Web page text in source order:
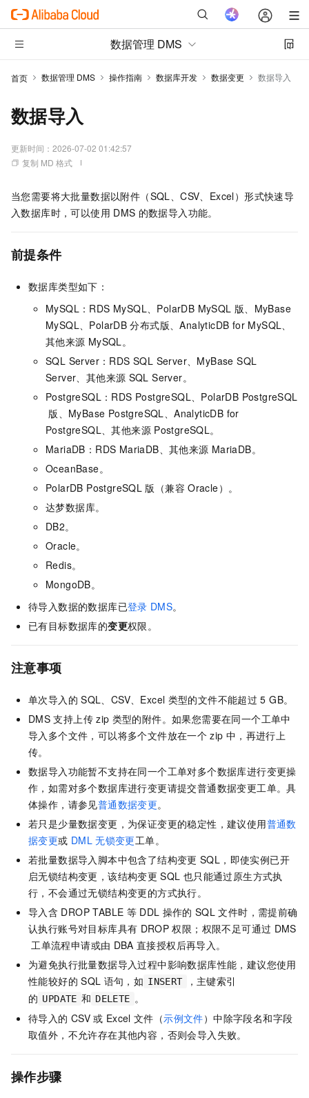
数据管理 DMS
首页 数据管理 DMS 操作指南 数据库开发 数据变更 数据导入
数据导入
更新时间： 2026-07-02 01:42:57
复制 MD 格式
当您需要将大批量数据以附件（SQL、CSV、Excel）形式快速导
入数据库时，可以使用 DMS 的数据导入功能。
前提条件
数据库类型如下：
MySQL： RDS MySQL、 PolarDB MySQL 版、 MyBase
MySQL、 PolarDB 分布式版、AnalyticDB for MySQL、
其他来源 MySQL。
SQL Server： RDS SQL Server、 MyBase SQL
Server、其他来源 SQL Server。
PostgreSQL： RDS PostgreSQL、 PolarDB PostgreSQL
版、 MyBase PostgreSQL、AnalyticDB for
PostgreSQL、其他来源 PostgreSQL。
MariaDB： RDS MariaDB、其他来源 MariaDB。
OceanBase。
PolarDB PostgreSQL 版（兼容 Oracle） 。
达梦数据库。
DB2。
Oracle。
Redis。
MongoDB。
待导入数据的数据库已登录 DMS。
已有目标数据库的变更权限。
注意事项
单次导入的 SQL、CSV、Excel 类型的文件不能超过 5 GB。
DMS 支持上传 zip 类型的附件。如果您需要在同一个工单中
导入多个文件，可以将多个文件放在一个 zip 中，再进行上
传。
数据导入功能暂不支持在同一个工单对多个数据库进行变更操
作，如需对多个数据库进行变更请提交普通数据变更工单。具
体操作，请参见普通数据变更。
若只是少量数据变更，为保证变更的稳定性，建议使用普通数
据变更或 DML 无锁变更工单。
若批量数据导入脚本中包含了结构变更 SQL，即使实例已开
启无锁结构变更，该结构变更 SQL 也只能通过原生方式执
行，不会通过无锁结构变更的方式执行。
导入含 DROP TABLE 等 DDL 操作的 SQL 文件时，需提前确
认执行账号对目标库具有 DROP 权限；权限不足可通过 DMS
工单流程申请或由 DBA 直接授权后再导入。
为避免执行批量数据导入过程中影响数据库性能，建议您使用
性能较好的 SQL 语句，如 INSERT
，主键索引
的 UPDATE 和 DELETE 。
待导入的 CSV 或 Excel 文件（示例文件）中除字段名和字段
取值外，不允许存在其他内容，否则会导入失败。
操作步骤